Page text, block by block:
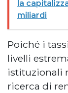
la
miliardi
Poiché i
livelli
istituzionali
ricerca di